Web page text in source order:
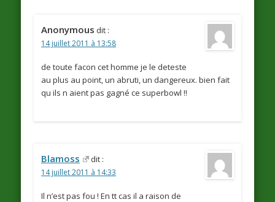
Anonymous dit :
14 juillet 2011 à 13:58
de toute facon cet homme je le deteste
au plus au point, un abruti, un dangereux. bien fait
qu ils n aient pas gagné ce superbowl !!
Blamoss dit :
14 juillet 2011 à 14:33
Il n’est pas fou ! En tt cas il a raison de